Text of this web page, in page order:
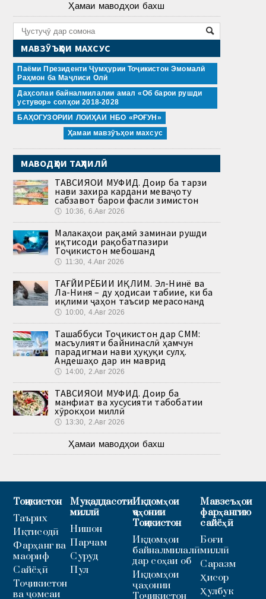
Ҳамаи маводҳои бахш
МАВЗӮЪҲОИ МАХСУС
Паёми Президенти Ҷумҳурии Тоҷикистон Эмомалӣ
Раҳмон ба Маҷлиси Олӣ
Даҳсолаи байналмилалии амал «Об барои рушди
устувор» солҳои 2018-2028
БАҲОГУЗОРИИ ЛОИҲАИ НБО «РОҒУН»
Ҳамаи мавзӯъҳои махсус
МАВОДҲОИ ТАҲЛИЛӢ
ТАВСИЯҲОИ МУФИД. Доир ба тарзи
нави захира кардани меваҷоту
сабзавот барои фасли зимистон
🕔 10:36, 6.Авг 2026
Малакаҳои рақамӣ заминаи рушди
иқтисоди рақобатпазири
Тоҷикистон мебошанд
🕔 11:30, 4.Авг 2026
ТАҒЙИРЁБИИ ИҚЛИМ. Эл-Нинё ва
Ла-Ниня – ду ҳодисаи табиие, ки ба
иқлими ҷаҳон таъсир мерасонанд
🕔 10:00, 4.Авг 2026
Ташаббуси Тоҷикистон дар СММ:
масъулияти байнинаслӣ ҳамчун
парадигмаи нави ҳуқуқи сулҳ.
Андешаҳо дар ин маврид
🕔 14:00, 2.Авг 2026
ТАВСИЯҲОИ МУФИД. Доир ба
манфиат ва хусусияти табобатии
хӯрокҳои миллӣ
🕔 13:30, 2.Авг 2026
Ҳамаи маводҳои бахш
Тоҷикистон
Таърих
Иқтисодӣ
Фарҳанг ва
маориф
Сайёҳӣ
Тоҷикистон
ва ҷомеаи
Муқаддасоти
миллӣ
Нишон
Парчам
Суруд
Пул
Иқдомҳои
ҷаҳонии
Тоҷикистон
Иқдомҳои
байналмилалӣ
дар соҳаи об
Иқдомҳои
ҷаҳонии
Тоҷикистон
Мавзеъҳои
фарҳангию
сайёҳӣ
Боғи
миллӣ
Саразм
Ҳисор
Ҳулбук